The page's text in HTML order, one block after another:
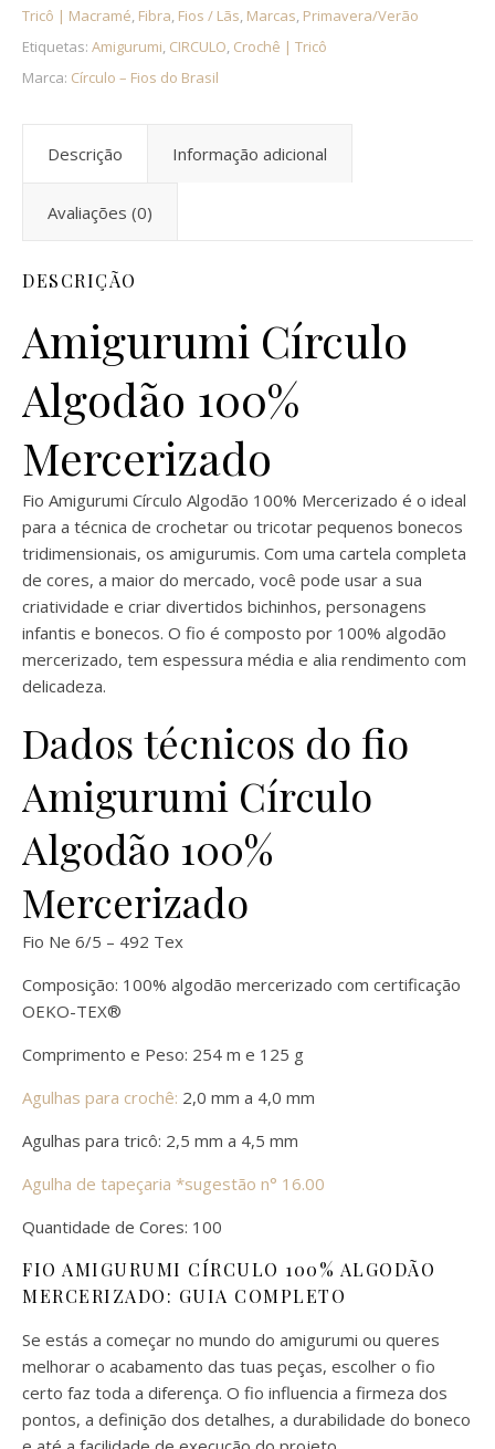
Tricô | Macramé, Fibra, Fios / Lãs, Marcas, Primavera/Verão
Etiquetas: Amigurumi, CIRCULO, Crochê | Tricô
Marca: Círculo – Fios do Brasil
Descrição Informação adicional
Avaliações (0)
DESCRIÇÃO
Amigurumi Círculo
Algodão 100%
Mercerizado
Fio Amigurumi Círculo Algodão 100% Mercerizado é o ideal
para a técnica de crochetar ou tricotar pequenos bonecos
tridimensionais, os amigurumis. Com uma cartela completa
de cores, a maior do mercado, você pode usar a sua
criatividade e criar divertidos bichinhos, personagens
infantis e bonecos. O fio é composto por 100% algodão
mercerizado, tem espessura média e alia rendimento com
delicadeza.
Dados técnicos do fio
Amigurumi Círculo
Algodão 100%
Mercerizado
Fio Ne 6/5 – 492 Tex
Composição: 100% algodão mercerizado com certificação
OEKO-TEX®
Comprimento e Peso: 254 m e 125 g
Agulhas para crochê: 2,0 mm a 4,0 mm
Agulhas para tricô: 2,5 mm a 4,5 mm
Agulha de tapeçaria *sugestão n° 16.00
Quantidade de Cores: 100
FIO AMIGURUMI CÍRCULO 100% ALGODÃO
MERCERIZADO: GUIA COMPLETO
Se estás a começar no mundo do amigurumi ou queres
melhorar o acabamento das tuas peças, escolher o fio
certo faz toda a diferença. O fio influencia a firmeza dos
pontos, a definição dos detalhes, a durabilidade do boneco